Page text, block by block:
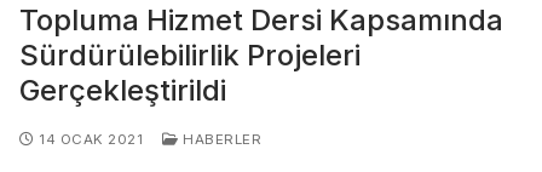
Topluma Hizmet Dersi Kapsamında
Sürdürülebilirlik Projeleri
Gerçekleştirildi
14 OCAK 2021 HABERLER